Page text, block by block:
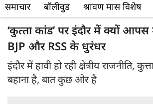
समाचार बॉलीवुड श्रावण मास विशेष
‘कुत्‍ता कांड’ पर इंदौर में क्‍यों
BJP और RSS के धुरंधर
इंदौर में हावी हो रही क्षेत्रीय राजनीति,
बहाना है, बात कुछ ओर है